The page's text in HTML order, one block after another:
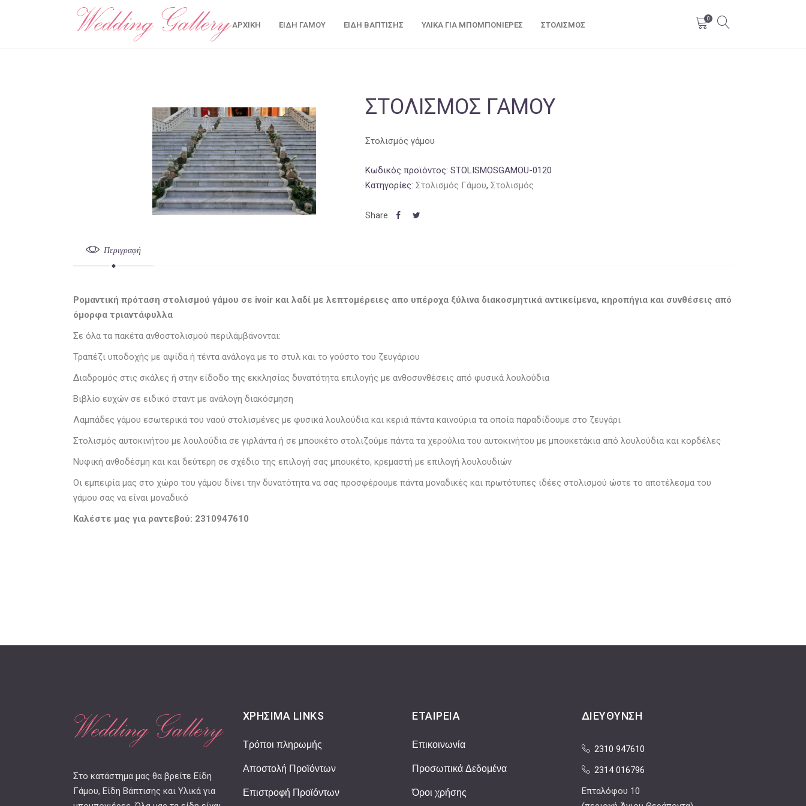
ΑΡΧΙΚΉ ΕΊΔΗ ΓΆΜΟΥ ΕΊΔΗ ΒΆΠΤΙΣΗΣ ΥΛΙΚΆ ΓΙΑ ΜΠΟΜΠΟΝΙΈΡΕΣ ΣΤΟΛΙΣΜΌΣ
0
ΣΤΟΛΙΣΜΌΣ ΓΆΜΟΥ
Στολισμός γάμου
Κωδικός προϊόντος: STOLISMOSGAMOU-0120
Κατηγορίες: Στολισμός Γάμου, Στολισμός
Περιγραφή
Ρομαντική πρόταση στολισμού γάμου σε ivoir και λαδί με λεπτομέρειες απο υπέροχα ξύλινα διακοσμητικά αντικείμενα, κηροπήγια και συνθέσεις από
όμορφα τριαντάφυλλα
Σε όλα τα πακέτα ανθοστολισμού περιλάμβάνονται:
Τραπέζι υποδοχής με αψίδα ή τέντα ανάλογα με το στυλ και το γούστο του ζευγάριου
Διαδρομός στις σκάλες ή στην είδοδο της εκκλησίας δυνατότητα επιλογής με ανθοσυνθέσεις από φυσικά λουλούδια
Βιβλίο ευχών σε ειδικό σταντ με ανάλογη διακόσμηση
Λαμπάδες γάμου εσωτερικά του ναού στολισμένες με φυσικά λουλούδια και κεριά πάντα καινούρια τα οποία παραδίδουμε στο ζευγάρι
Στολισμός αυτοκινήτου με λουλούδια σε γιρλάντα ή σε μπουκέτο στολιζούμε πάντα τα χερούλια του αυτοκινήτου με μπουκετάκια από λουλούδια και κορδέλες
Νυφική ανθοδέσμη και και δεύτερη σε σχέδιο της επιλογή σας μπουκέτο, κρεμαστή με επιλογή λουλουδιών
Οι εμπειρία μας στο χώρο του γάμου δίνει την δυνατότητα να σας προσφέρουμε πάντα μοναδικές και πρωτότυπες ιδέες στολισμού ώστε το αποτέλεσμα του
γάμου σας να είναι μοναδικό
Καλέστε μας για ραντεβού: 2310947610
Στο κατάστημα μας θα βρείτε Είδη
Γάμου, Είδη Βάπτισης και Υλικά για
ΧΡΉΣΙΜΑ LINKS
Τρόποι πληρωμής
Αποστολή Προϊόντων
Επιστροφή Προϊόντων
ΕΤΑΙΡΕΊΑ
Επικοινωνία
Προσωπικά Δεδομένα
Όροι χρήσης
ΔΙΕΎΘΥΝΣΗ
2310 947610
2314 016796
Επταλόφου 10